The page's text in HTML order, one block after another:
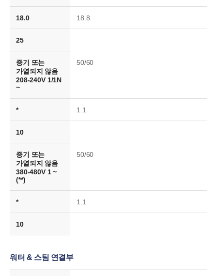
18.0 18.8
25
증기 또는
가열되지 않음
208-240V 1/1N
~
50/60
* 1.1
10
증기 또는
가열되지 않음
380-480V 1 ~
(**)
50/60
* 1.1
10
워터 & 스팀 연결부